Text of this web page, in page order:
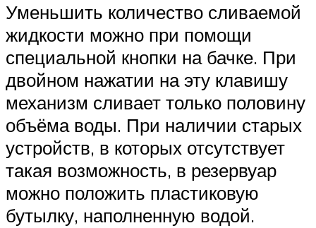
Уменьшить количество сливаемой
жидкости можно при помощи
специальной кнопки на бачке. При
двойном нажатии на эту клавишу
механизм сливает только половину
объёма воды. При наличии старых
устройств, в которых отсутствует
такая возможность, в резервуар
можно положить пластиковую
бутылку, наполненную водой.